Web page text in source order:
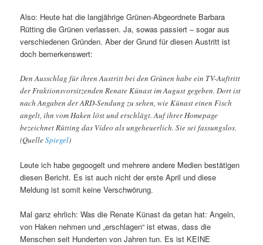
Also: Heute hat die langjährige Grünen-Abgeordnete Barbara
Rütting die Grünen verlassen. Ja, sowas passiert – sogar aus
verschiedenen Gründen. Aber der Grund für diesen Austritt ist
doch bemerkenswert:
Den Ausschlag für ihren Austritt bei den Grünen habe ein TV-Auftritt
der Fraktionsvorsitzenden Renate Künast im August gegeben. Dort ist
nach Angaben der ARD-Sendung zu sehen, wie Künast einen Fisch
angelt, ihn vom Haken löst und erschlägt. Auf ihrer Homepage
bezeichnet Rütting das Video als ungeheuerlich. Sie sei fassungslos.
(QuelleSpiegel)
Leute ich habe gegoogelt und mehrere andere Medien bestätigen
diesen Bericht. Es ist auch nicht der erste April und diese
Meldung ist somit keine Verschwörung.
Mal ganz ehrlich: Was die Renate Künast da getan hat: Angeln,
von Haken nehmen und „erschlagen“ ist etwas, dass die
Menschen seit Hunderten von Jahren tun. Es ist KEINE